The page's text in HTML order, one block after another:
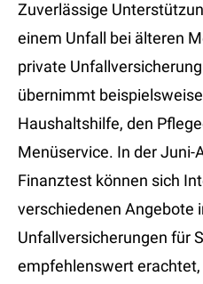
Zuverlässige
einem Unfall bei älteren
private
übernimmt
Haushaltshilfe, den
Menüservice. In der
Finanztest können sich
verschiedenen Angebote
Unfallversicherungen für
empfehlenswert